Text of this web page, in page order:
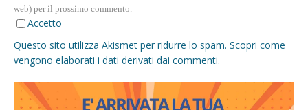
web) per il prossimo commento.
Accetto
Questo sito utilizza Akismet per ridurre lo spam. Scopri come
vengono elaborati i dati derivati dai commenti.